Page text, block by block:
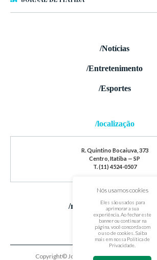
/Notícias
/Entretenimento
/Esportes
/localização
R. Quintino Bocaiuva, 373
Centro, Itatiba — SP
T. (11) 4524-0507
/redes sociais
Copyright© Jornal de Itatiba. Todos os
Nós usamos cookies
Eles são usados para
aprimorar a sua
experiência. Ao fechar este
banner ou continuar na
página, você concorda com
o uso de cookies. Saiba
mais em nossa Política de
Privacidade